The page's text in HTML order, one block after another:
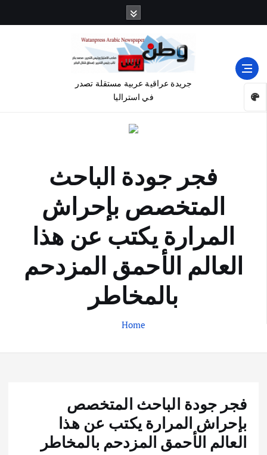
جريدة عراقية عربية مستقلة تصدر
في استراليا
فجر جودة الباحث
المتخصص بإحراش
المرارة يكتب عن هذا
العالم الأحمق المزدحم
بالمخاطر
Home
فجر جودة الباحث المتخصص
بإحراش المرارة يكتب عن هذا
العالم الأحمق المزدحم بالمخاطر